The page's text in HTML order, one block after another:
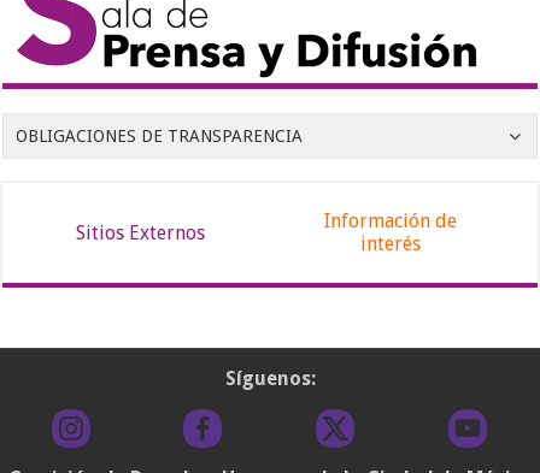
OBLIGACIONES DE TRANSPARENCIA
Sitios Externos
Información de
interés
Síguenos: